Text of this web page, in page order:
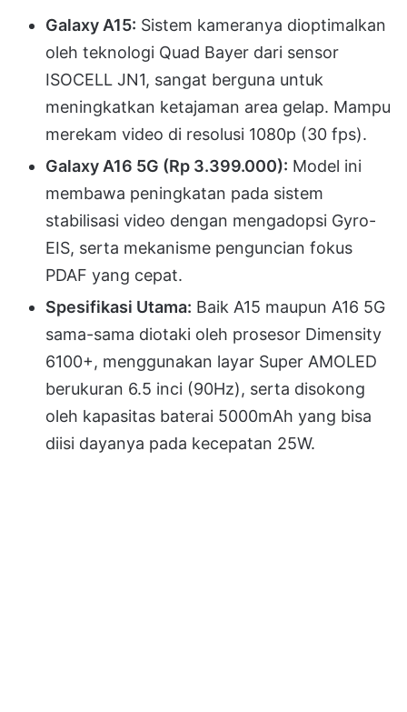
Galaxy A15: Sistem kameranya dioptimalkan
oleh teknologi Quad Bayer dari sensor
ISOCELL JN1, sangat berguna untuk
meningkatkan ketajaman area gelap. Mampu
merekam video di resolusi 1080p (30 fps).
Galaxy A16 5G (Rp 3.399.000): Model ini
membawa peningkatan pada sistem
stabilisasi video dengan mengadopsi Gyro-
EIS, serta mekanisme penguncian fokus
PDAF yang cepat.
Spesifikasi Utama: Baik A15 maupun A16 5G
sama-sama diotaki oleh prosesor Dimensity
6100+, menggunakan layar Super AMOLED
berukuran 6.5 inci (90Hz), serta disokong
oleh kapasitas baterai 5000mAh yang bisa
diisi dayanya pada kecepatan 25W.